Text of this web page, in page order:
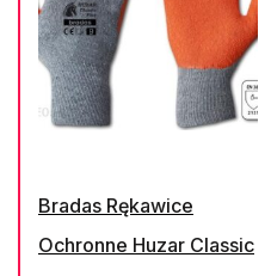
Bradas Rękawice
Ochronne Huzar Classic